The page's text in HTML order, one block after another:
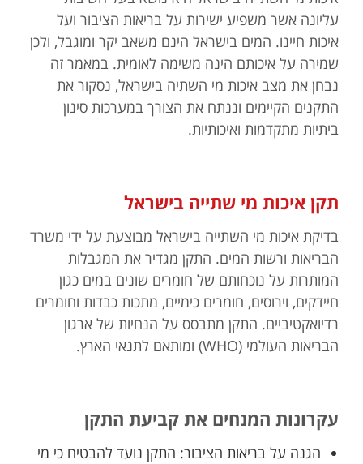
עליונה אשר משפיע ישירות על בריאות הציבור ועל
איכות חיינו. המים בישראל הינם משאב יקר ומוגבל, ולכן
שמירה על איכותם הינה משימה לאומית. במאמר זה
נבחן את מצב איכות מי השתיה בישראל, נסקור את
התקנים הקיימים וננתח את הצורך במערכות סינון
ביתיות מתקדמות ואיכותיות.
תקן איכות מי שתייה בישראל
בדיקת איכות מי השתייה בישראל מבוצעת על ידי משרד
הבריאות ורשות המים. התקן מגדיר את המגבלות
המותרות על נוכחותם של חומרים שונים במים כגון
חיידקים, וירוסים, חומרים כימיים, מתכות כבדות וחומרים
רדיואקטיביים. התקן מתבסס על הנחיות של ארגון
הבריאות העולמי (WHO) ומותאם לתנאי הארץ.
עקרונות המנחים את קביעת התקן
הגנה על בריאות הציבור: התקן נועד להבטיח כי מי